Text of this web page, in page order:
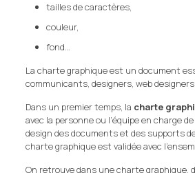
tailles de caractères,
couleur,
fond…
La charte graphique est un document
communicants, designers, web
Dans un premier temps, la charte
avec la personne ou l’équipe en charge
design des documents et des supports
charte graphique est validée avec
On retrouve dans une charte graphique,